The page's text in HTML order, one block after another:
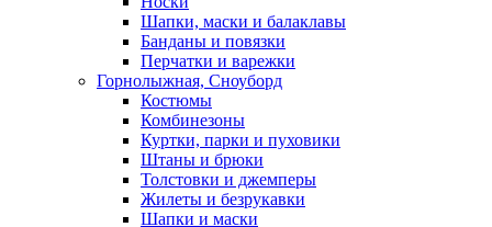
Шапки, маски и балаклавы
Банданы и повязки
Перчатки и варежки
Горнолыжная, Сноуборд
Костюмы
Комбинезоны
Куртки, парки и пуховики
Штаны и брюки
Толстовки и джемперы
Жилеты и безрукавки
Шапки и маски